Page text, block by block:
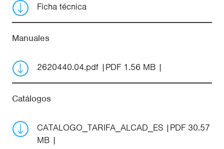
Ficha técnica
Manuales
2620440.04.pdf PDF 1.56 MB
Catálogos
CATALOGO_TARIFA_ALCAD_ES
PDF 30.57
MB